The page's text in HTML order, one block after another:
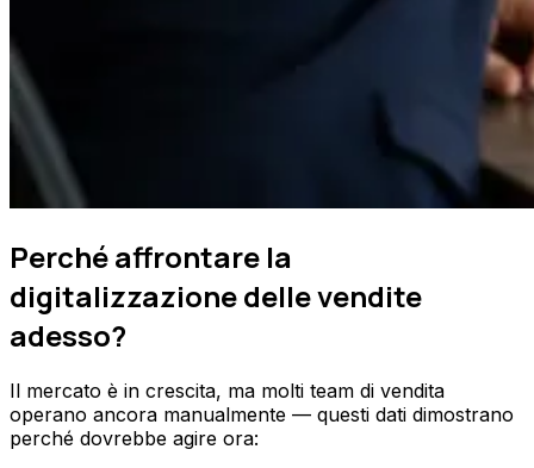
Perché affrontare la
digitalizzazione delle vendite
adesso?
Il mercato è in crescita, ma molti team di vendita
operano ancora manualmente — questi dati dimostrano
perché dovrebbe agire ora: